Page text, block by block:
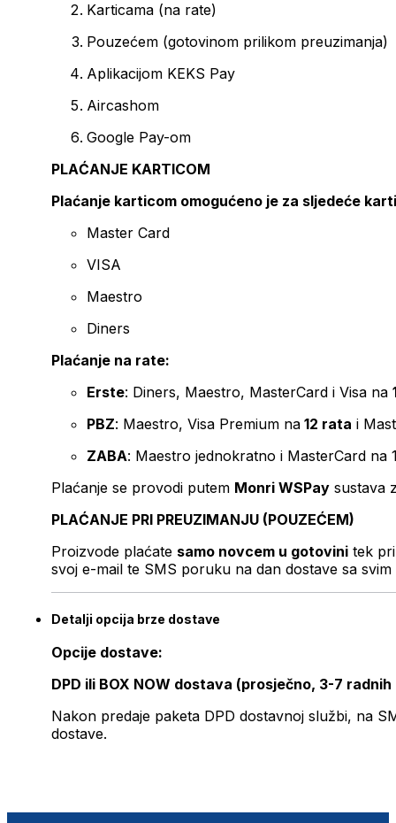
Karticama (na rate)
Pouzećem (gotovinom prilikom preuzimanja)
Aplikacijom KEKS Pay
Aircashom
Google Pay-om
PLAĆANJE KARTICOM
Plaćanje karticom omogućeno je za sljedeće
Master Card
VISA
Maestro
Diners
Plaćanje na rate:
Erste: Diners, Maestro, MasterCard i Visa na
PBZ: Maestro, Visa Premium na 12 rata i
ZABA: Maestro jednokratno i MasterCard na
Plaćanje se provodi putem Monri WSPay sustava
PLAĆANJE PRI PREUZIMANJU (POUZEĆEM)
Proizvode plaćate samo novcem u gotovini tek
svoj e-mail te SMS poruku na dan dostave sa svim
Detalji opcija brze dostave
Opcije dostave:
DPD ili BOX NOW dostava (prosječno, 3-7 radnih
Nakon predaje paketa DPD dostavnoj službi, na
dostave.